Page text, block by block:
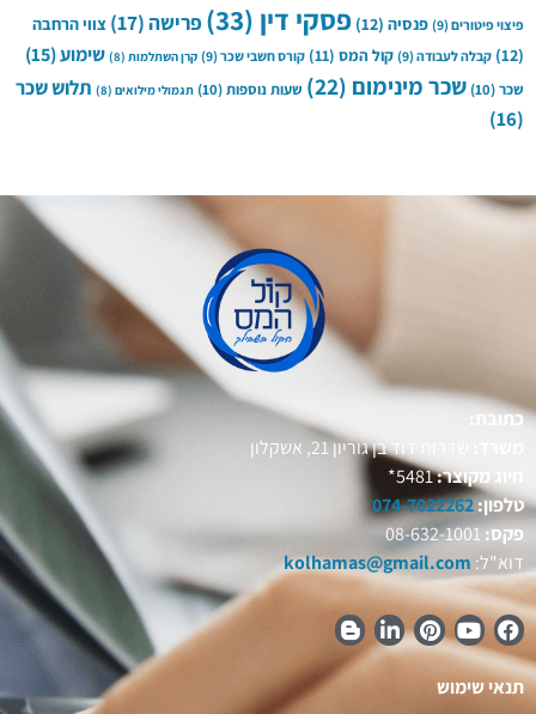
פיצוי פיטורים(9) פנסיה(12) פסקי דין(33) פרישה(17)
צווי הרחבה
קבלה לעבודה(9) קול המס(11) קורס חשבי שכר(9) קרן השתלמות(8) שימוע(15)
שכר(10) שכר מינימום(22) שעות נוספות(10) תגמולי מילואים(8)
תלוש שכר
כתובת:
משרד:
שדרות דוד בן גוריון 21, אשקלון
חיוג מקוצר:5481*
טלפון:074-7022262
פקס:08-632-1001
דוא"ל:kolhamas@gmail.com
תנאי שימוש